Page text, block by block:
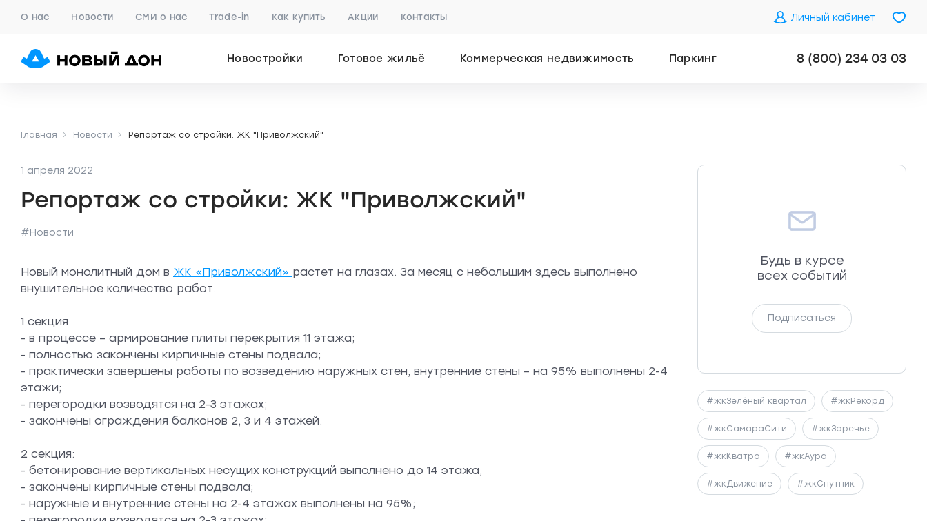
О нас Новости СМИ о нас Trade-in Как купить Акции Контакты Личный кабинет
Новостройки Готовое жильё Коммерческая недвижимость Паркинг 8 (800) 234 03 03
Главная Новости Репортаж со стройки: ЖК "Приволжский"
1 апреля 2022
Репортаж со стройки: ЖК "Приволжский"
#Новости
Новый монолитный дом в ЖК «Приволжский» растёт на глазах. За месяц с небольшим здесь выполнено
внушительное количество работ:
1 секция
- в процессе – армирование плиты перекрытия 11 этажа;
- полностью закончены кирпичные стены подвала;
- практически завершены работы по возведению наружных стен, внутренние стены – на 95% выполнены 2-4
этажи;
- перегородки возводятся на 2-3 этажах;
- закончены ограждения балконов 2, 3 и 4 этажей.
2 секция:
- бетонирование вертикальных несущих конструкций выполнено до 14 этажа;
- закончены кирпичные стены подвала;
- наружные и внутренние стены на 2-4 этажах выполнены на 95%;
Будь в курсе
всех событий
Подписаться
#жкЗелёный квартал #жкРекорд
#жкСамараСити #жкЗаречье
#жкКватро #жкАура
#жкДвижение #жкСпутник